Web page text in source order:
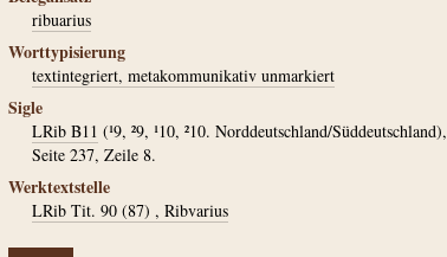
ribuarius
Worttypisierung
textintegriert, metakommunikativ unmarkiert
Sigle
LRib B11 (¹9, ²9, ¹10, ²10. Norddeutschland/Süddeutschland),
Seite 237, Zeile 8.
Werktextstelle
LRib Tit. 90 (87) , Ribvarius